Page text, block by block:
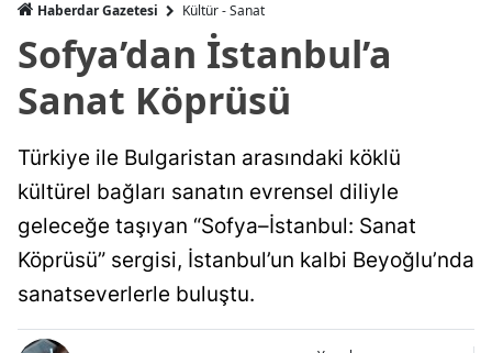
Haberdar Gazetesi Kültür - Sanat
Sofya’dan İstanbul’a
Sanat Köprüsü
Türkiye ile Bulgaristan arasındaki köklü
kültürel bağları sanatın evrensel diliyle
geleceğe taşıyan “Sofya–İstanbul: Sanat
Köprüsü” sergisi, İstanbul’un kalbi Beyoğlu’nda
sanatseverlerle buluştu.